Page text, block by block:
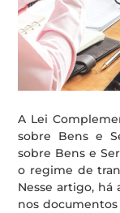
A Lei
sobre Bens e
sobre Bens e
o regime de
Nesse artigo, há
nos documentos